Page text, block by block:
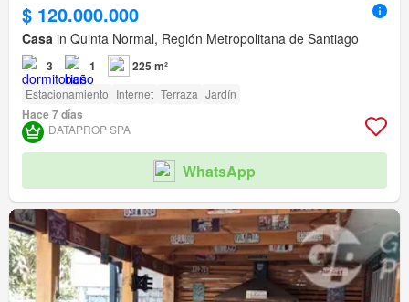
$ 120.000.000
Casa in Quinta Normal, Región Metropolitana de Santiago
3 1 225 m²
Estacionamiento Internet Terraza Jardín
Hace 7 días
DATAPROP SPA
WhatsApp